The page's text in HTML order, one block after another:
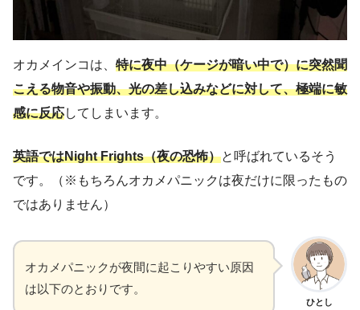
オカメインコは、 特に夜中（ケージが暗い中で）に突然聞
こえる物音や振動、光の差し込みなどに対して、極端に敏
感に反応してしまいます。
英語ではNight Frights（夜の恐怖）と呼ばれているそう
です。（※もちろんオカメパニックは夜だけに限ったもの
ではありません）
ひとし
オカメパニックが夜間に起こりやすい原因
は以下のとおりです。